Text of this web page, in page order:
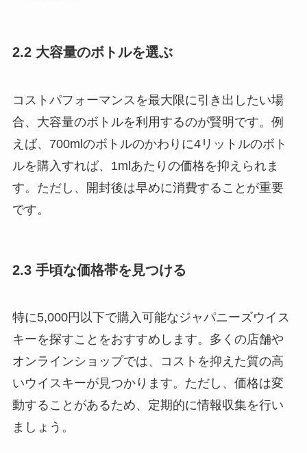
2.2 大容量のボトルを選ぶ
コストパフォーマンスを最大限に引き出したい場
合、大容量のボトルを利用するのが賢明です。例
えば、700mlのボトルのかわりに4リットルのボト
ルを購入すれば、1mlあたりの価格を抑えられま
す。ただし、開封後は早めに消費することが重要
です。
2.3 手頃な価格帯を見つける
特に5,000円以下で購入可能なジャパニーズウイス
キーを探すことをおすすめします。多くの店舗や
オンラインショップでは、コストを抑えた質の高
いウイスキーが見つかります。ただし、価格は変
動することがあるため、定期的に情報収集を行い
ましょう。